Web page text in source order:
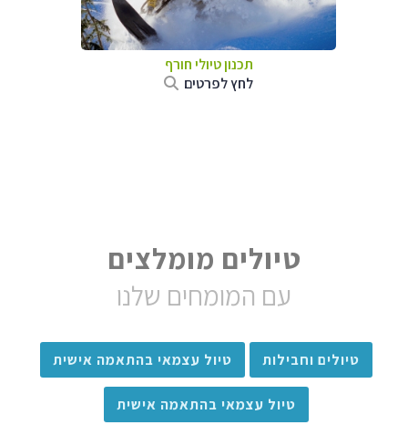
תכנון טיולי חורף
לחץ לפרטים
טיולים מומלצים
עם המומחים שלנו
טיולים וחבילות טיול עצמאי בהתאמה אישית
טיול עצמאי בהתאמה אישית